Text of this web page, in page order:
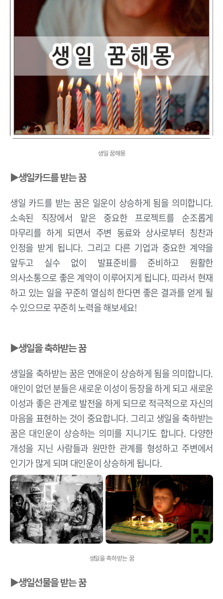
생일 꿈해몽
▶생일카드를 받는 꿈
생일 카드를 받는 꿈은 일운이 상승하게 됨을 의미합니다.
소속된 직장에서 맡은 중요한 프로젝트를 순조롭게
마무리를 하게 되면서 주변 동료와 상사로부터 칭찬과
인정을 받게 됩니다. 그리고 다른 기업과 중요한 계약을
앞두고 실수 없이 발표준비를 준비하고 원활한
의사소통으로 좋은 계약이 이루어지게 됩니다. 따라서 현재
하고 있는 일을 꾸준히 열심히 한다면 좋은 결과를 얻게 될
수 있으므로 꾸준히 노력을 해보세요!
▶생일을 축하받는 꿈
생일을 축하받는 꿈은 연애운이 상승하게 됨을 의미합니다.
애인이 없던 분들은 새로운 이성이 등장을 하게 되고 새로운
이성과 좋은 관계로 발전을 하게 되므로 적극적으로 자신의
마음을 표현하는 것이 중요합니다. 그리고 생일을 축하받는
꿈은 대인운이 상승하는 의미를 지니기도 합니다. 다양한
개성을 지닌 사람들과 원만한 관계를 형성하고 주변에서
인기가 많게 되며 대인운이 상승하게 됩니다.
생일을 축하받는 꿈
▶생일선물을 받는 꿈